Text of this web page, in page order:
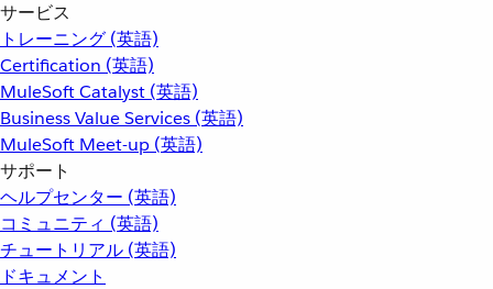
サービス
トレーニング (英語)
Certification (英語)
MuleSoft Catalyst (英語)
Business Value Services (英語)
MuleSoft Meet-up (英語)
サポート
ヘルプセンター (英語)
コミュニティ (英語)
チュートリアル (英語)
ドキュメント